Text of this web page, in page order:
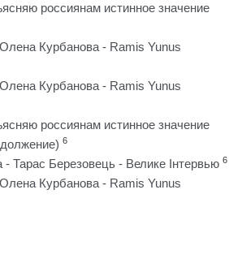
россиянам истинное значение
Курбанова - Ramis Yunus
Курбанова - Ramis Yunus
россиянам истинное значение
6
Тарас Березовець - Велике Інтервью 6
Курбанова - Ramis Yunus